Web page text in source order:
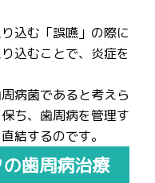
込む「誤嚥」の際に
込むことで、炎症を
病菌であると考えら
ち、歯周病を管理す
結するのです。
歯周病治療